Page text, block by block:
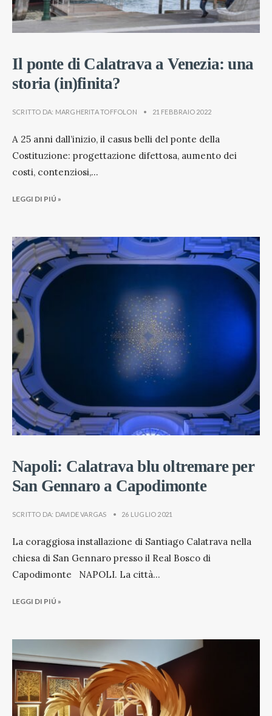
Il ponte di Calatrava a Venezia: una
storia (in)finita?
SCRITTO DA: MARGHERITA TOFFOLON • 21 FEBBRAIO 2022
A 25 anni dall’inizio, il casus belli del ponte della
Costituzione: progettazione difettosa, aumento dei
costi, contenziosi,...
LEGGI DI PIÚ »
Napoli: Calatrava blu oltremare per
San Gennaro a Capodimonte
SCRITTO DA: DAVIDE VARGAS • 26 LUGLIO 2021
La coraggiosa installazione di Santiago Calatrava nella
chiesa di San Gennaro presso il Real Bosco di
Capodimonte NAPOLI. La città...
LEGGI DI PIÚ »